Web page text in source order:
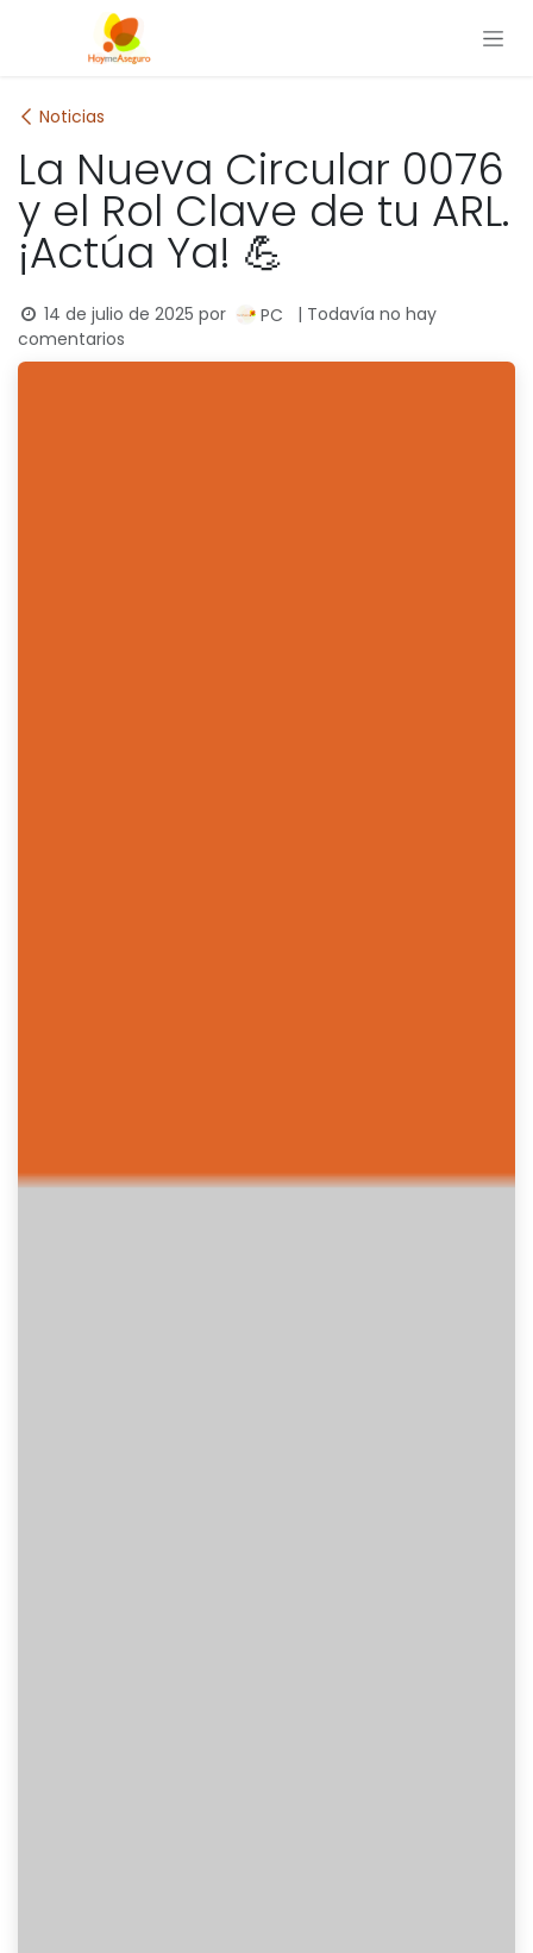
Ir al contenido
Noticias
La Nueva Circular 0076
y el Rol Clave de tu ARL.
¡Actúa Ya! 💪
14 de julio de 2025 por PC
| Todavía no hay
comentarios